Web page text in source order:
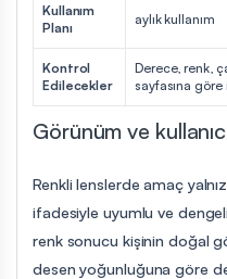
Kullanım
Planı
aylık kullanım
Kontrol
Edilecekler
Derece, renk,
sayfasına
Görünüm ve
Renkli lenslerde amaç
ifadesiyle uyumlu ve
renk sonucu kişinin doğal
desen yoğunluğuna göre